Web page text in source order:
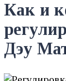
Как и
Дэу